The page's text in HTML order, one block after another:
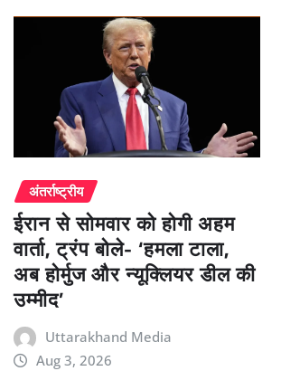
अंतर्राष्ट्रीय
ईरान से सोमवार को होगी अहम
वार्ता, ट्रंप बोले- ‘हमला टाला,
अब होर्मुज और न्यूक्लियर डील की
उम्मीद’
Uttarakhand Media
Aug 3, 2026